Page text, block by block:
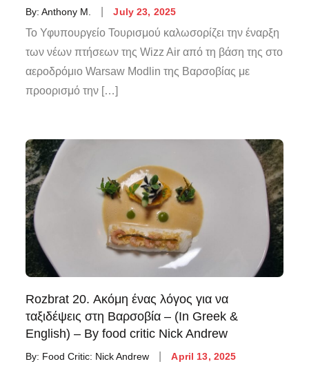
By:Anthony M. July 23, 2025
Το Υφυπουργείο Τουρισμού καλωσορίζει την έναρξη
των νέων πτήσεων της Wizz Air από τη βάση της στο
αεροδρόμιο Warsaw Modlin της Βαρσοβίας με
προορισμό την […]
Rozbrat 20. Ακόμη ένας λόγος για να
ταξιδέψεις στη Βαρσοβία – (In Greek &
English) – By food critic Nick Andrew
By: Food Critic: Nick Andrew April 13, 2025